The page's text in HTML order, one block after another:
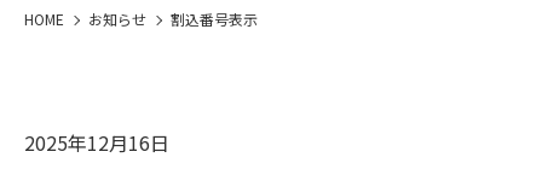
HOME お知らせ 割込番号表示
2025年12月16日